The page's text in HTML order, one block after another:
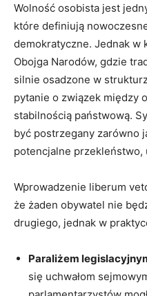
Wolność osobista jest
które definiują
demokratyczne. Jednak w
Obojga Narodów, ‌gdzie​
silnie osadzone w
pytanie o związek między
stabilnością​ państwową.
być ​postrzegany zarówno
potencjalne przekleństwo,⁣
Wprowadzenie liberum
że żaden obywatel nie
drugiego, jednak w
Paraliżem
‍się uchwałom